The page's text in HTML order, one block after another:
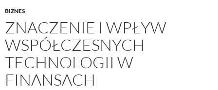
BIZNES
ZNACZENIE I WPŁYW
WSPÓŁCZESNYCH
TECHNOLOGII W
FINANSACH